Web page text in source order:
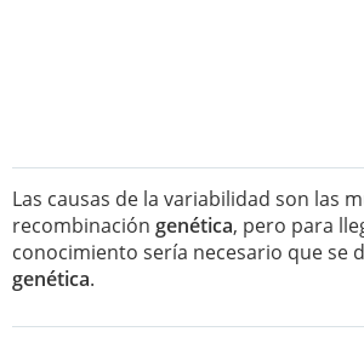
Las causas de la variabilidad son las
recombinación genética, pero para
conocimiento sería necesario que se
genética.